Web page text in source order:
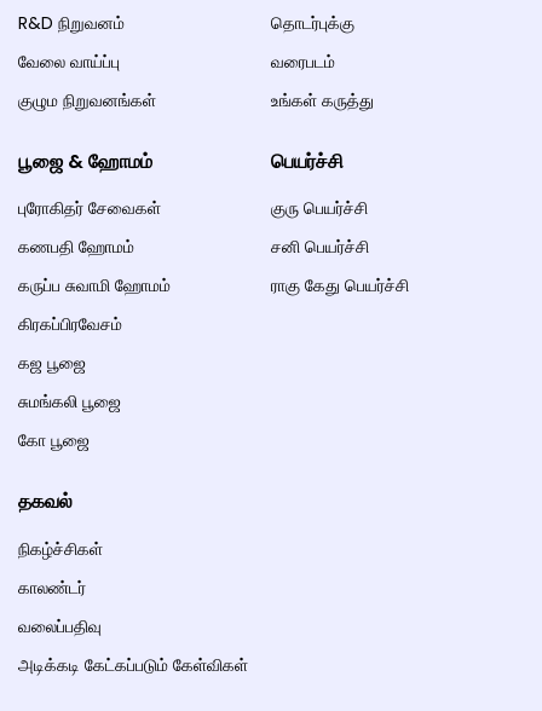
R&D நிறுவனம்
வேலை வாய்ப்பு
குழும நிறுவனங்கள்
தொடர்புக்கு
வரைபடம்
உங்கள் கருத்து
பூஜை & ஹோமம்
புரோகிதர் சேவைகள்
கணபதி ஹோமம்
கருப்ப சுவாமி ஹோமம்
கிரகப்பிரவேசம்
கஜ பூஜை
சுமங்கலி பூஜை
கோ பூஜை
பெயர்ச்சி
குரு பெயர்ச்சி
சனி பெயர்ச்சி
ராகு கேது பெயர்ச்சி
தகவல்
நிகழ்ச்சிகள்
காலண்டர்
வலைப்பதிவு
அடிக்கடி கேட்கப்படும் கேள்விகள்